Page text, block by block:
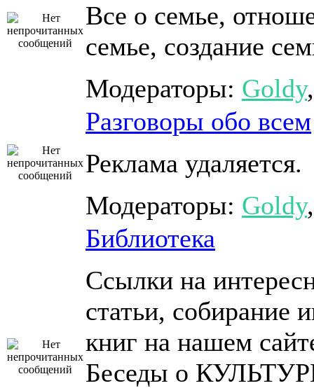
Все о семье,
семье, создание
Модераторы: Goldy
Разговоры обо всем
Реклама удаляется.
Модераторы: Goldy
Библиотека
Ссылки на
статьи, собирание
книг на нашем
Беседы о